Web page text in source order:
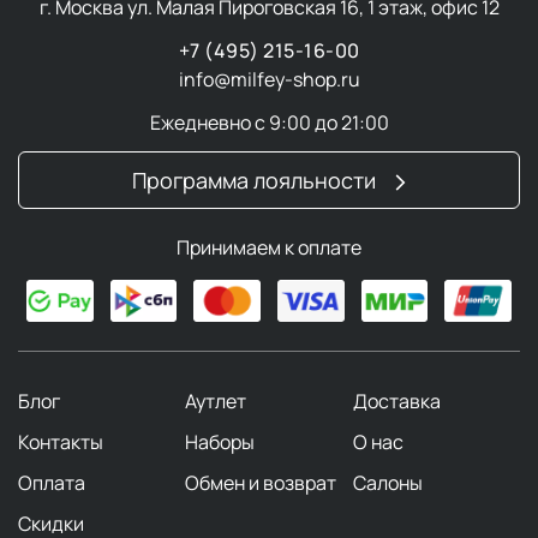
создает плотный защитный слой,
обеспечивающий плавное скольжение
бритвенного станка.
Аэрозольные баллоны оснащены удобными
дозаторами для равномерного распределения.
Современные составы обогащены витаминами E
и F, а также успокаивающим аллантоином.
Нейтральный pH-баланс (5.5-7.0) минимизирует
раздражение кожи.
Гель для бритья
концентрацией увлажняющих компонентов.
Образует невидимую защитную пленку,
Особенно эффективен при использовании с
безопасными станками, значительно уменьшая
г. Москва ул. Малая Пироговская 16, 1 этаж, офис 12
+7 (495) 215-16-00
info@milfey-shop.ru
Ежедневно с 9:00 до 21:00
Программа лояльности
Принимаем к оплате
Блог Аутлет
Доставка
Контакты
Наборы
О нас
Оплата
Обмен и возврат
Салоны
Скидки